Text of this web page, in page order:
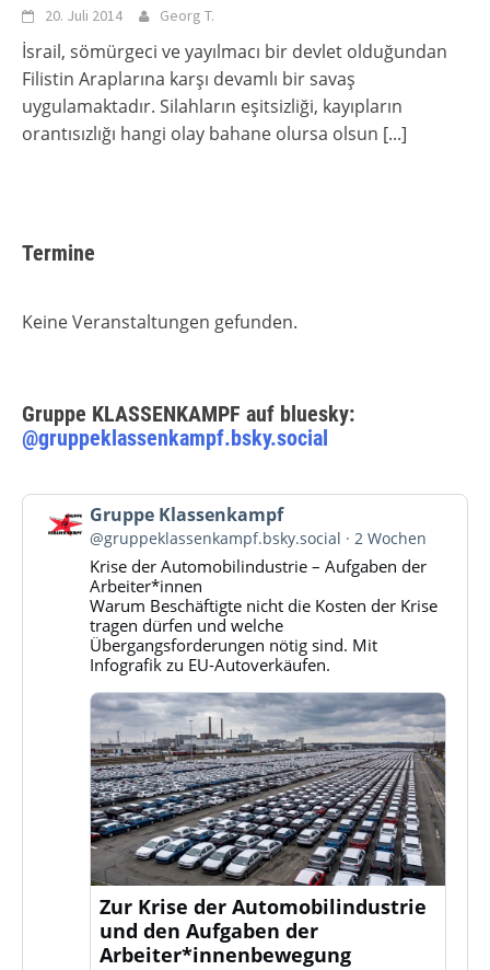
20. Juli 2014 Georg T.
İsrail, sömürgeci ve yayılmacı bir devlet olduğundan
Filistin Araplarına karşı devamlı bir savaş
uygulamaktadır. Silahların eşitsizliği, kayıpların
orantısızlığı hangi olay bahane olursa olsun [...]
Termine
Keine Veranstaltungen gefunden.
Gruppe KLASSENKAMPF auf bluesky:
@gruppeklassenkampf.bsky.social
Beitrag
von
Gruppe
Klassenkampf
Bluesky
ansehen
Gruppe Klassenkampf
@gruppeklassenkampf.bsky.social 2 Wochen
Krise der Automobilindustrie – Aufgaben der
Arbeiter*innen
Warum Beschäftigte nicht die Kosten der Krise
tragen dürfen und welche
Übergangsforderungen nötig sind. Mit
Infografik zu EU-Autoverkäufen.
Zur Krise der Automobilindustrie
und den Aufgaben der
Arbeiter*innenbewegung